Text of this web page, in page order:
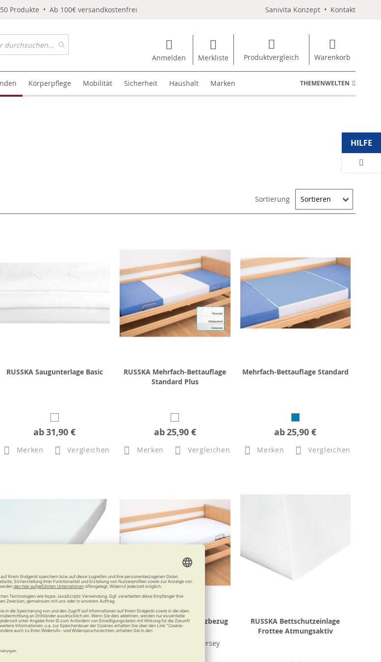
Produkte • Ab 100€ versandkostenfrei Sanivita Konzept • Kontakt
Anmelden Merkliste Produktvergleich Warenkorb
Körperpflege Mobilität Sicherheit Haushalt Marken THEMENWELTEN
Sortierung
RUSSKA Saugunterlage Basic
ab31,90 €
Merken Vergleichen
RUSSKA Mehrfach-Bettauflage
Standard Plus
ab25,90 €
Merken Vergleichen
Mehrfach-Bettauflage Standard
ab25,90 €
Merken Vergleichen
RUSSKA Matratzenschutzbezug
Frottee Standard
RUSSKA Matratzenschutzbezug
Matratzenschutz mit Jersey
RUSSKA Bettschutzeinlage
Frottee Atmungsaktiv
HILFE